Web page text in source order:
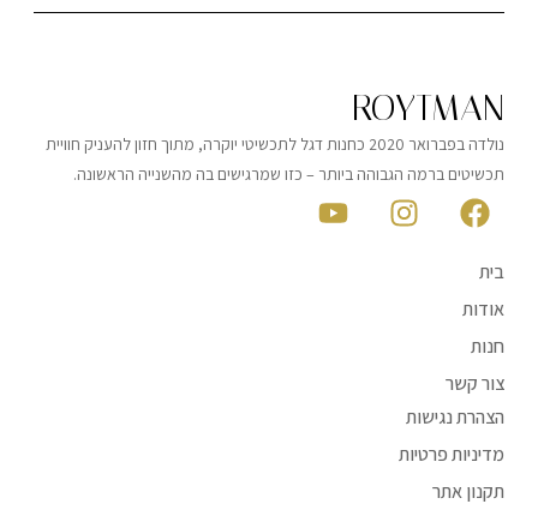
ROYTMAN
נולדה בפברואר 2020 כחנות דגל לתכשיטי יוקרה, מתוך חזון להעניק חוויית
תכשיטים ברמה הגבוהה ביותר – כזו שמרגישים בה מהשנייה הראשונה.
בית
אודות
חנות
צור קשר
הצהרת נגישות
מדיניות פרטיות
תקנון אתר